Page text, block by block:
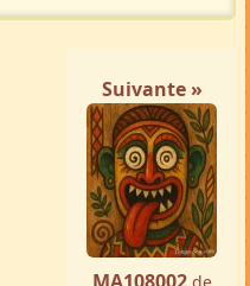
Suivante »